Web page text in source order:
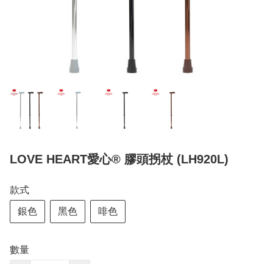
LOVE HEART愛心® 膠頭拐杖 (LH920L)
款式
銀色 黑色 啡色
數量